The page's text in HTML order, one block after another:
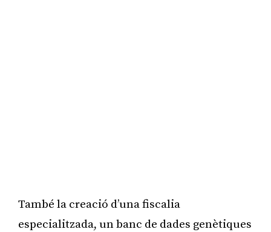
També la creació d’una fiscalia
especialitzada, un banc de dades genètiques